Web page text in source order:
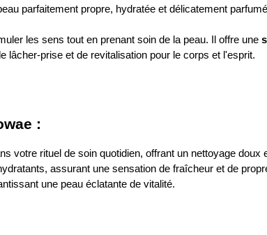
parfaitement propre, hydratée et délicatement
les sens tout en prenant soin de la peau. Il offre une
lâcher-prise et de revitalisation pour le corps et l'esprit.
:
votre rituel de soin quotidien, offrant un nettoyage
assurant une sensation de fraîcheur et de
une peau éclatante de vitalité.